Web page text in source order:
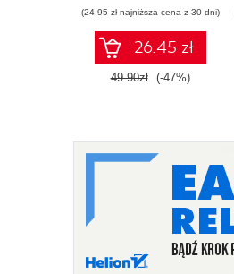
(24,95 zł najniższa cena z 30 dni)
26.45 zł
49.90zł (-47%)